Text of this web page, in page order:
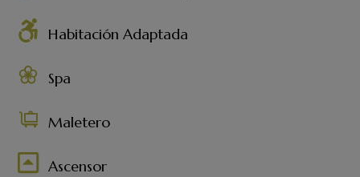
Habitación Adaptada
Spa
Maletero
Ascensor